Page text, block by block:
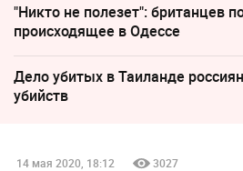
"Никто не полезет": британцев
происходящее в Одессе
Дело убитых в Таиланде
убийств
14 мая 2020, 18:12 3027